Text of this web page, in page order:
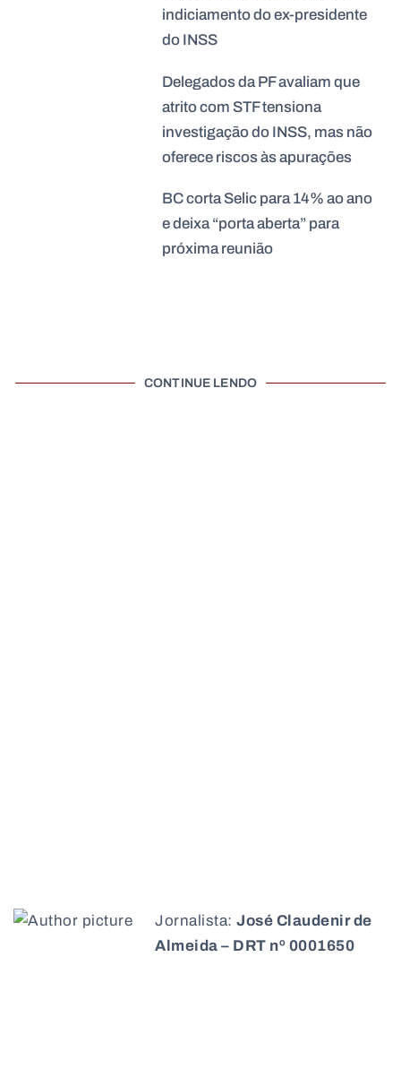
indiciamento do ex-presidente
do INSS
Delegados da PF avaliam que
atrito com STF tensiona
investigação do INSS, mas não
oferece riscos às apurações
BC corta Selic para 14% ao ano
e deixa “porta aberta” para
próxima reunião
CONTINUE LENDO
Jornalista: José Claudenir de
Almeida – DRT nº 0001650